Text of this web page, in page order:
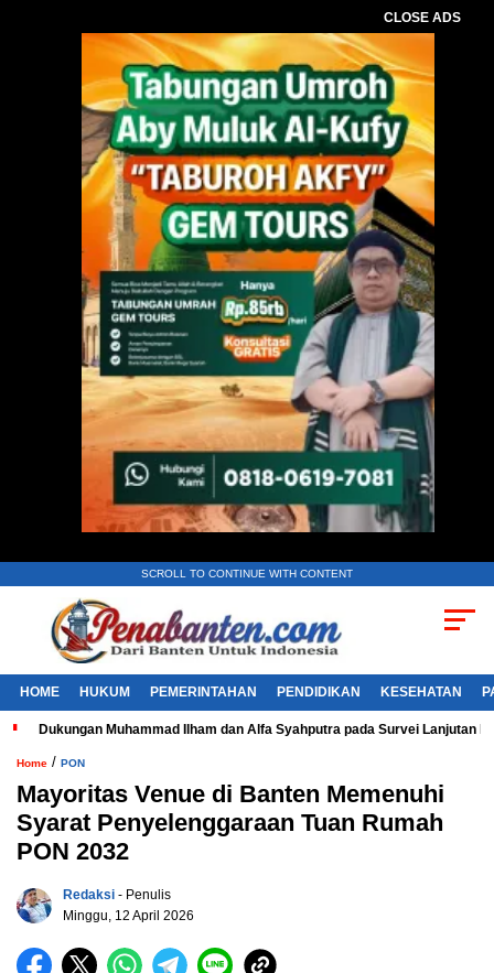
CLOSE ADS
SCROLL TO CONTINUE WITH CONTENT
HOME HUKUM PEMERINTAHAN PENDIDIKAN KESEHATAN
Dukungan Muhammad Ilham dan Alfa Syahputra pada Survei Lanjutan
Home / PON
Mayoritas Venue di Banten Memenuhi
Syarat Penyelenggaraan Tuan Rumah
PON 2032
Redaksi - Penulis
Minggu, 12 April 2026